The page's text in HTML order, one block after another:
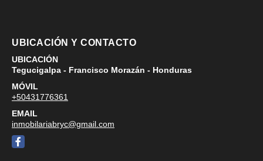
UBICACIÓN Y CONTACTO
UBICACIÓN
Tegucigalpa - Francisco Morazán - Honduras
MÓVIL
+50431776361
EMAIL
inmobilariabryc@gmail.com
Facebook